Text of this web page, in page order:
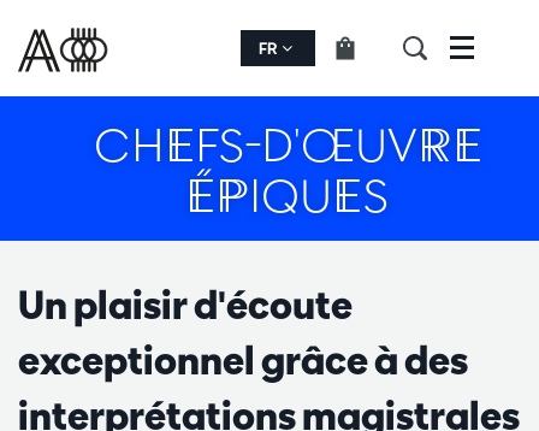
FR Menu
CHEFS-D'ŒUVRE
ÉPIQUES
Un plaisir d'écoute
exceptionnel grâce à des
interprétations magistrales